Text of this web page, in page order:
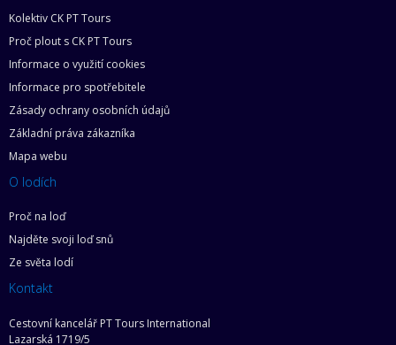
Kolektiv CK PT Tours
Proč plout s CK PT Tours
Informace o využití cookies
Informace pro spotřebitele
Zásady ochrany osobních údajů
Základní práva zákazníka
Mapa webu
O lodích
Proč na loď
Najděte svoji loď snů
Ze světa lodí
Kontakt
Cestovní kancelář PT Tours International
Lazarská 1719/5